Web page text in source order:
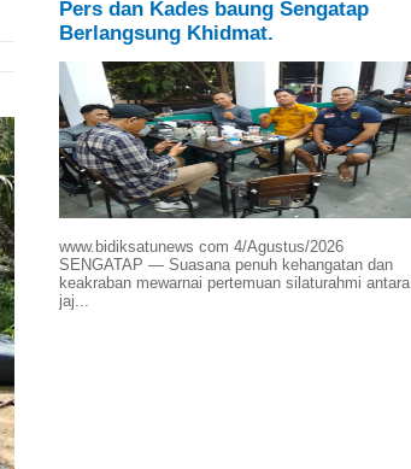
Pers dan Kades baung Sengatap
Berlangsung Khidmat.
www.bidiksatunews com 4/Agustus/2026
SENGATAP — Suasana penuh kehangatan dan
keakraban mewarnai pertemuan silaturahmi antara
jaj...